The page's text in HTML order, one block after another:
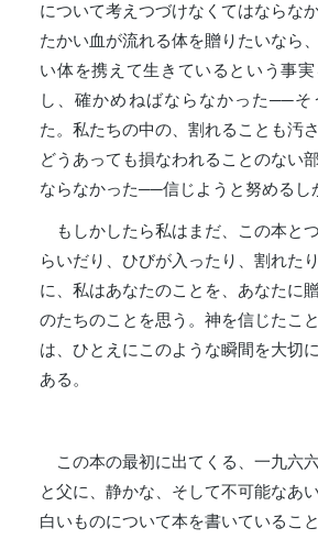
について考えつづけなくてはならな
たかい血が流れる体を贈りたいなら
い体を携えて生きているという事
し、確かめねばならなかった──そ
た。私たちの中の、割れることも汚
どうあっても損なわれることのない
ならなかった──信じようと努めるし
もしかしたら私はまだ、この本と
らいだり、ひびが入ったり、割れた
に、私はあなたのことを、あなたに
のたちのことを思う。神を信じたこ
は、ひとえにこのような瞬間を大切
ある。
この本の最初に出てくる、一九六
と父に、静かな、そして不可能なあ
白いものについて本を書いているこ